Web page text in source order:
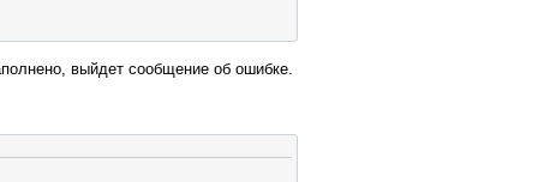
выйдет сообщение об ошибке.